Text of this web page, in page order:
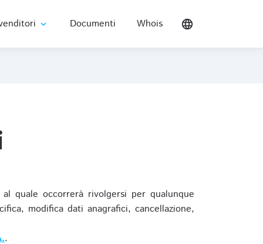
expand_more Documenti Whois language
quale occorrerà rivolgersi per qualunque
modifica dati anagrafici, cancellazione,
.